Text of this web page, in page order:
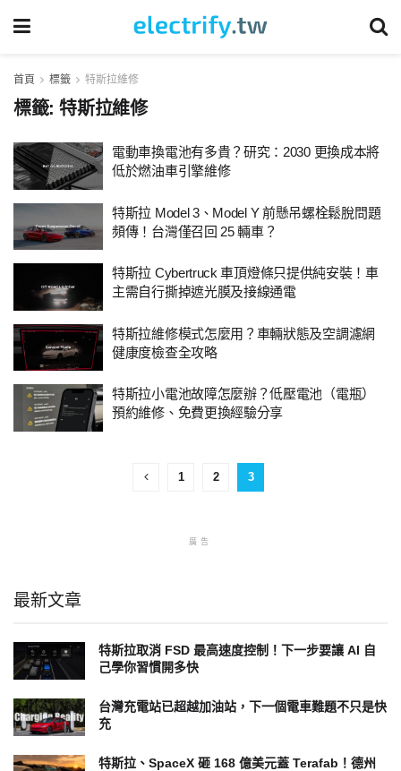
首頁 標籤 特斯拉維修
標籤:特斯拉維修
電動車換電池有多貴？研究：2030 更換成本將
低於燃油車引擎維修
特斯拉 Model 3、Model Y 前懸吊螺栓鬆脫問題
頻傳！台灣僅召回 25 輛車？
特斯拉 Cybertruck 車頂燈條只提供純安裝！車
主需自行撕掉遮光膜及接線通電
特斯拉維修模式怎麼用？車輛狀態及空調濾網
健康度檢查全攻略
特斯拉小電池故障怎麼辦？低壓電池（電瓶）
預約維修、免費更換經驗分享
1 2 3
廣告
最新文章
特斯拉取消 FSD 最高速度控制！下一步要讓 AI 自
己學你習慣開多快
台灣充電站已超越加油站，下一個電車難題不只是快
充
特斯拉、SpaceX 砸 168 億美元蓋 Terafab！德州